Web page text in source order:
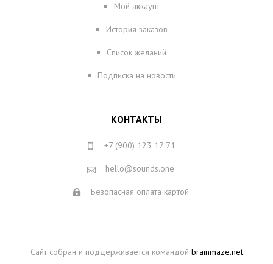
Мой аккаунт
История заказов
Список желаний
Подписка на новости
КОНТАКТЫ
+7 (900) 123 17 71
hello@sounds.one
Безопасная оплата картой
Сайт собран и поддерживается командой brainmaze.net